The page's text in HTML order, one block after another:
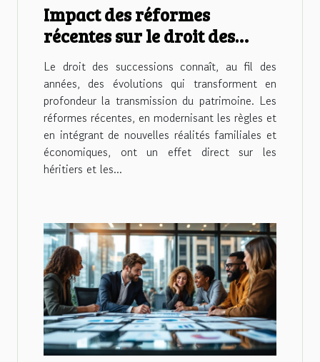
Impact des réformes
récentes sur le droit des
successions
Le droit des successions connaît, au fil des
années, des évolutions qui transforment en
profondeur la transmission du patrimoine. Les
réformes récentes, en modernisant les règles et
en intégrant de nouvelles réalités familiales et
économiques, ont un effet direct sur les
héritiers et les...